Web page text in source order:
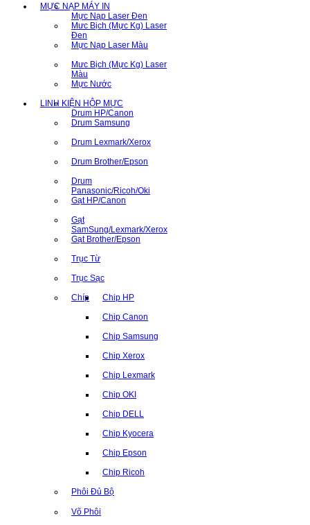
MỰC NẠP MÁY IN
Mực Nạp Laser Đen
Mưc Bịch (Mực Kg) Laser
Đen
Mực Nạp Laser Màu
Mưc Bịch (Mực Kg) Laser
Màu
Mực Nước
LINH KIỆN HỘP MỰC
Drum HP/Canon
Drum Samsung
Drum Lexmark/Xerox
Drum Brother/Epson
Drum
Panasonic/Ricoh/Oki
Gạt HP/Canon
Gạt
SamSung/Lexmark/Xerox
Gạt Brother/Epson
Trục Từ
Trục Sạc
Chíp Chip HP
Chip Canon
Chip Samsung
Chip Xerox
Chip Lexmark
Chip OKI
Chip DELL
Chip Kyocera
Chip Epson
Chip Ricoh
Phôi Đủ Bộ
Võ Phôi